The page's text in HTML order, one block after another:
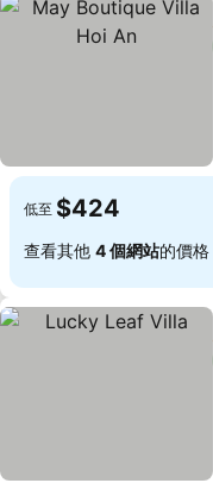
低至 $424
查看其他 4 個網站的價格